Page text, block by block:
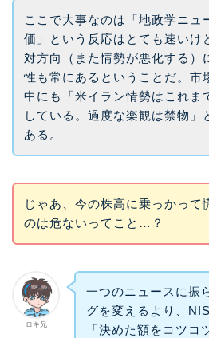
ここで大事なのは「地政学ニ
価」という反応はとても速いけ
対方向（また情勢が悪化する）
性も常にあるということだ。市
中にも「米イラン情勢はこれま
している。過度な楽観は禁物」
ある。
じゃあ、今の株高に乗っかって
のは危ないってこと…？
ロキ兄
一つのニュースに振
グを変えるより、
「決めた額をコツコ